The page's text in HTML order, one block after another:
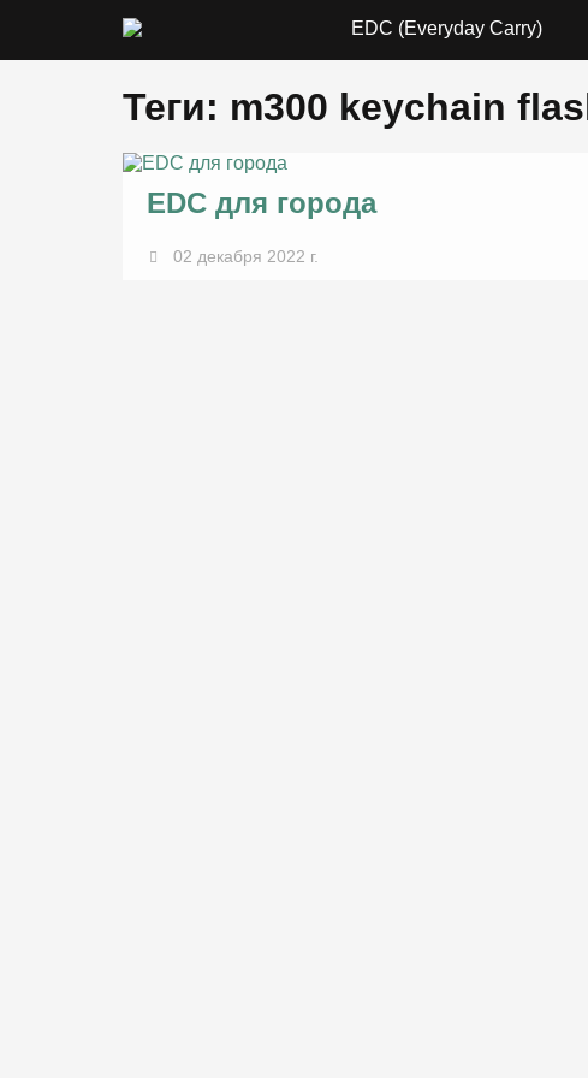
EDC (Everyday Carry)
Теги: m300 keychain
EDC для города
02 декабря 2022 г.